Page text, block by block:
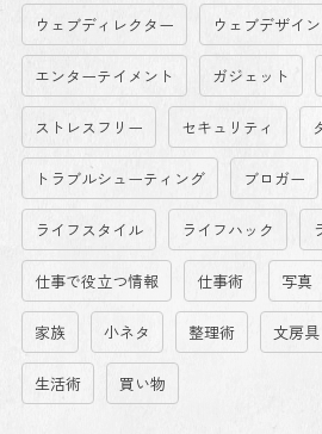
ウェブディレクター ウェブデザイン
エンターテイメント ガジェット
ストレスフリー セキュリティ
トラブルシューティング ブロガー
ライフスタイル ライフハック
仕事で役立つ情報 仕事術 写真
家族 小ネタ 整理術 文房具
生活術 買い物